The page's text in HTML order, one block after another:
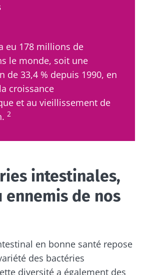
eu 178 millions de
le monde, soit une
de 33,4 % depuis 1990, en
croissance
et au vieillissement de
2
intestinales,
de nos
en bonne santé repose
des bactéries
diversité a également des